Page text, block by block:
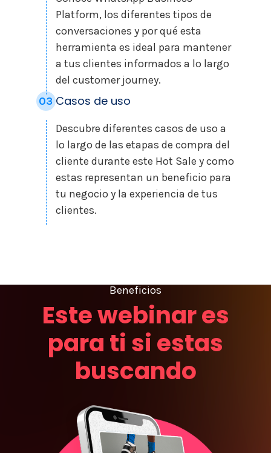
Platform, los diferentes tipos de
conversaciones y por qué esta
herramienta es ideal para mantener
a tus clientes informados a lo largo
del customer journey.
03 Casos de uso
Descubre diferentes casos de uso a
lo largo de las etapas de compra del
cliente durante este Hot Sale y como
estas representan un beneficio para
tu negocio y la experiencia de tus
clientes.
Beneficios
Este webinar es
para ti si estas
buscando